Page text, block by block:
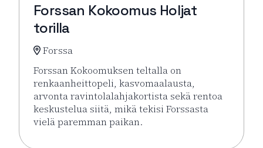
Forssan Kokoomus Holjat
torilla
Forssa
Forssan Kokoomuksen teltalla on
renkaanheittopeli, kasvomaalausta,
arvonta ravintolalahjakortista sekä rentoa
keskustelua siitä, mikä tekisi Forssasta
vielä paremman paikan.
Lue lisää tapahtumasta Forssan Kokoomus Holjat